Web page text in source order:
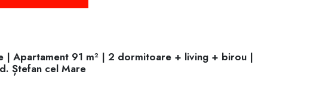
| Apartament 91 m² | 2 dormitoare + living + birou |
Ștefan cel Mare